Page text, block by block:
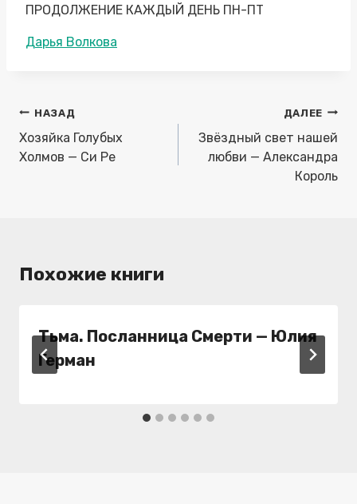
ПРОДОЛЖЕНИЕ КАЖДЫЙ ДЕНЬ ПН-ПТ
Метки
Дарья Волкова
Навигация
по
записям
НАЗАД
Хозяйка Голубых
Холмов — Си Ре
ДАЛЕЕ
Звёздный свет нашей
любви — Александра
Король
Похожие книги
Тьма. Посланница Смерти — Юлия
Герман